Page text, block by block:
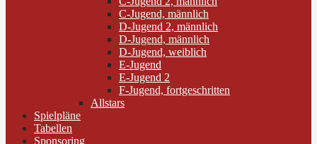
C-Jugend, männlich
D-Jugend 2, männlich
D-Jugend, männlich
D-Jugend, weiblich
E-Jugend
E-Jugend 2
F-Jugend, fortgeschritten
Allstars
Spielpläne
Tabellen
Sponsoring